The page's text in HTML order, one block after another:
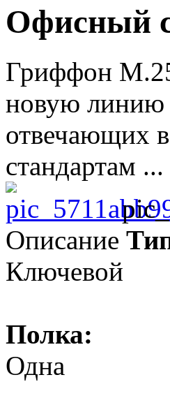
Офисный
Гриффон
новую линию
отвечающих
стандартам ...
Описание
Ключевой
Полка:
Одна